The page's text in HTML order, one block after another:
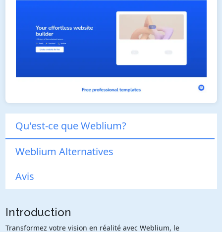
Qu'est-ce que Weblium?
Weblium Alternatives
Avis
Introduction
Transformez votre vision en réalité avec Weblium, le